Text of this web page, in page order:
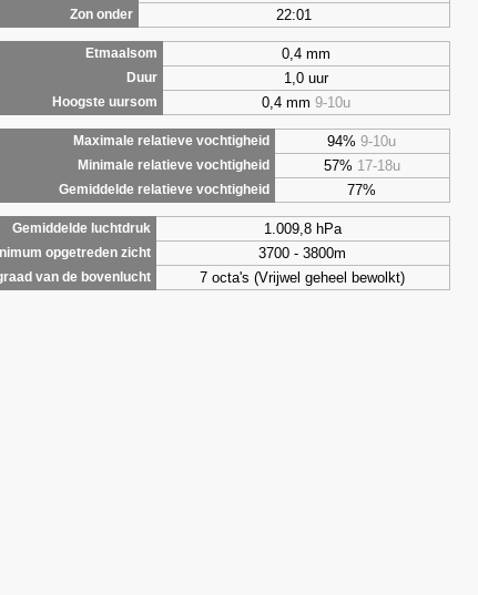
Zon onder 22:01
Etmaalsom
0,4 mm
Duur 1,0 uur
Hoogste uursom 0,4 mm 9-10u
Maximale relatieve vochtigheid
94%9-10u
Minimale relatieve vochtigheid 57% 17-18u
Gemiddelde relatieve vochtigheid 77%
Gemiddelde luchtdruk
1.009,8 hPa
opgetreden zicht 3700 - 3800m
van de bovenlucht 7 octa's (Vrijwel geheel bewolkt)